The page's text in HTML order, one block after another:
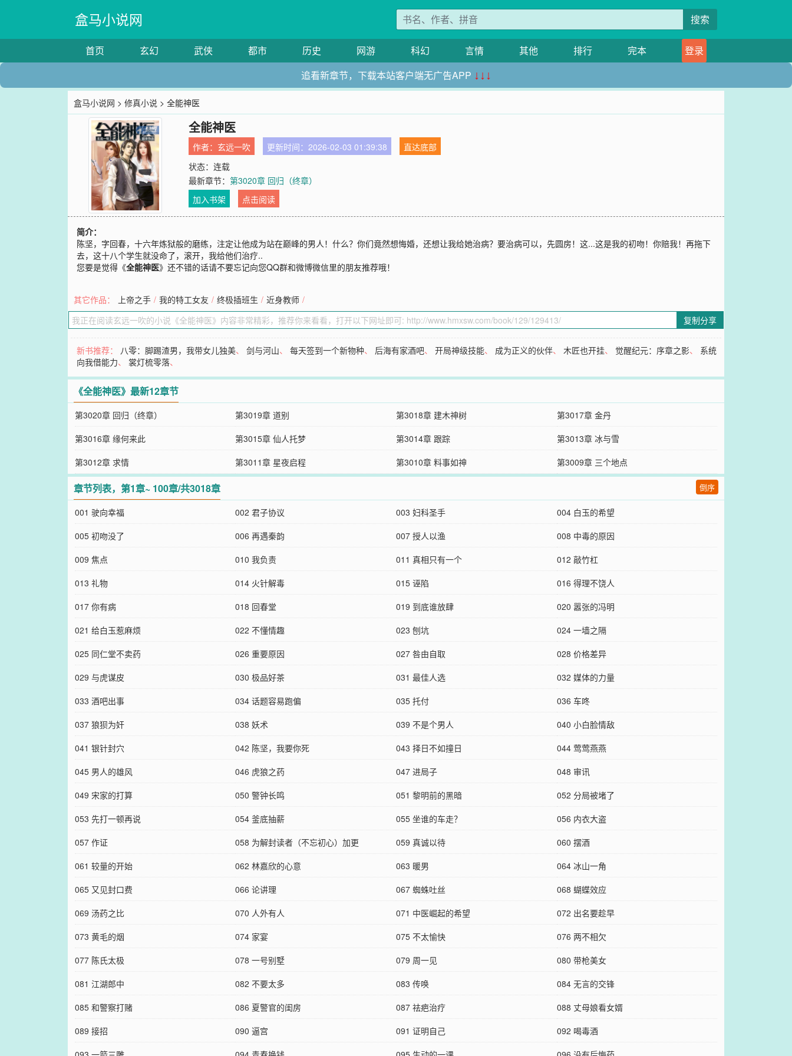
盒马小说网 搜索
首页 玄幻 武侠 都市 历史 网游 科幻 言情 其他 排行 完本
登录
追看新章节，下载本站客户端无广告APP ↓↓↓
盒马小说网 >修真小说 > 全能神医
全能神医
作者：玄远一吹 更新时间：2026-02-03 01:39:38
直达底部
状态：连载
最新章节：第3020章 回归（终章）
加入书架
点击阅读
简介：
陈坚，字回春，十六年炼狱般的磨练，注定让他成为站在巅峰的男人！什么？你们竟然想悔婚，还想让我给她治病？要治病可以，先圆房！这...这是我的初吻！你赔我！再拖下
去，这十八个学生就没命了，滚开，我给他们治疗..
您要是觉得《全能神医》还不错的话请不要忘记向您QQ群和微博微信里的朋友推荐哦！
其它作品： 上帝之手 / 我的特工女友 / 终极插班生 / 近身教师 /
复制分享
新书推荐： 八零：脚踢渣男，我带女儿独美、剑与河山、每天签到一个新物种、 后海有家酒吧、开局神级技能、 成为正义的伙伴、木匠也开挂、 觉醒纪元：序章之影、 系统
向我借能力、裳灯梳零落、
《全能神医》最新12章节
第3020章 回归（终章） 第3019章 道别 第3018章 建木神树
第3017章 金丹
第3016章 缘何来此
第3015章 仙人托梦 第3014章 跟踪
第3013章 冰与雪
第3012章 求情
第3011章 星夜启程 第3010章 料事如神 第3009章 三个地点
章节列表，第1章~ 100章/共3018章 倒序
001 驶向幸福 002 君子协议 003 妇科圣手
004 白玉的希望
005 初吻没了
006 再遇秦韵 007 授人以渔
008 中毒的原因
009 焦点
010 我负责 011 真相只有一个
012 敲竹杠
013 礼物
014 火针解毒 015 诬陷
016 得理不饶人
017 你有病
018 回春堂 019 到底谁放肆
020 嚣张的冯明
021 给白玉惹麻烦
022 不懂情趣 023 刨坑
024 一墙之隔
025 同仁堂不卖药
026 重要原因 027 咎由自取
028 价格差异
029 与虎谋皮
030 极品好茶 031 最佳人选
032 媒体的力量
033 酒吧出事
034 话题容易跑偏 035 托付
036 车咚
037 狼狈为奸
038 妖术 039 不是个男人
040 小白脸情敌
041 银针封穴
042 陈坚，我要你死 043 择日不如撞日
044 莺莺燕燕
045 男人的雄风
046 虎狼之药 047 进局子
048 审讯
049 宋家的打算
050 警钟长鸣 051 黎明前的黑暗
052 分局被堵了
053 先打一顿再说
054 釜底抽薪 055 坐谁的车走？
056 内衣大盗
057 作证
058 为解封读者（不忘初心）加更 059 真诚以待
060 摆酒
061 较量的开始
062 林嘉欣的心意 063 暖男
064 冰山一角
065 又见封口费
066 论讲理 067 蜘蛛吐丝
068 蝴蝶效应
069 汤药之比
070 人外有人 071 中医崛起的希望
072 出名要趁早
073 黄毛的烟
074 家宴 075 不太愉快
076 两不相欠
077 陈氏太极
078 一号别墅 079 周一见
080 带枪美女
081 江湖郎中
082 不要太多 083 传唤
084 无言的交锋
085 和警察打赌
086 夏警官的闺房 087 祛疤治疗
088 丈母娘看女婿
089 接招
090 逼宫 091 证明自己
092 喝毒酒